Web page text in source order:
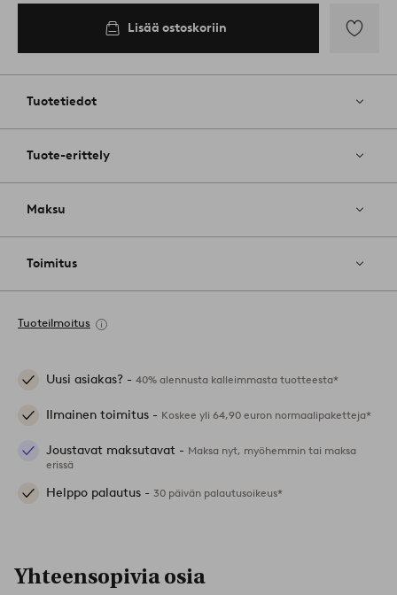
Lisää ostoskoriin
Tuotetiedot
Tuote-erittely
Maksu
Toimitus
Tuoteilmoitus
Uusi asiakas? - 40% alennusta kalleimmasta tuotteesta*
Ilmainen toimitus - Koskee yli 64,90 euron normaalipaketteja*
Joustavat maksutavat - Maksa nyt, myöhemmin tai maksa
erissä
Helppo palautus - 30 päivän palautusoikeus*
Yhteensopivia osia